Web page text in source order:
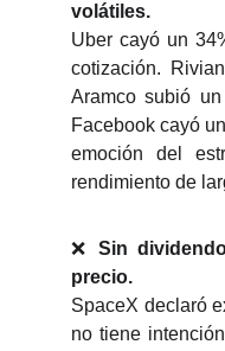
volátiles.
Uber cayó un
cotización.
Aramco subió
Facebook cayó
emoción del
rendimiento de
❌Sin
precio.
SpaceX declaró
no tiene